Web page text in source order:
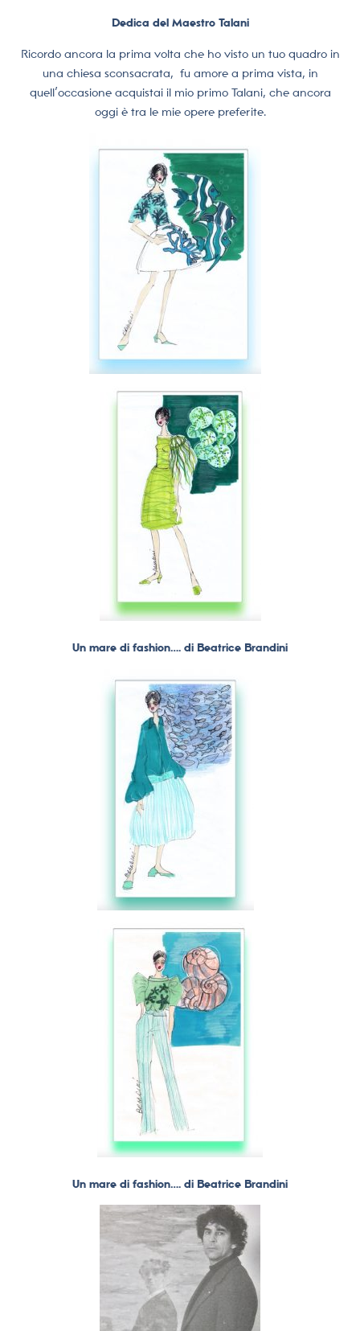
Dedica del Maestro Talani
Ricordo ancora la prima volta che ho visto un tuo quadro in
una chiesa sconsacrata, fu amore a prima vista, in
quell’occasione acquistai il mio primo Talani, che ancora
oggi è tra le mie opere preferite.
Un mare di fashion…. di Beatrice Brandini
Un mare di fashion…. di Beatrice Brandini